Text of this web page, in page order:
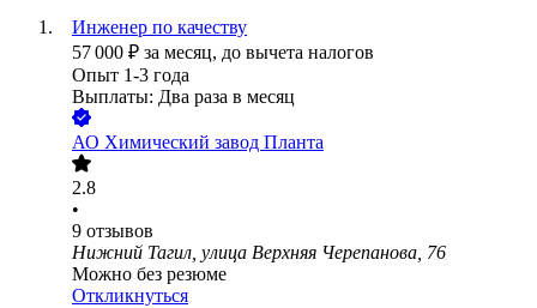
Инженер по качеству
57 000 ₽ за месяц, до вычета налогов
Опыт 1-3 года
Выплаты: Два раза в месяц
АО Химический завод Планта
2.8
•
9 отзывов
Нижний Тагил, улица Верхняя Черепанова, 76
Можно без резюме
Откликнуться